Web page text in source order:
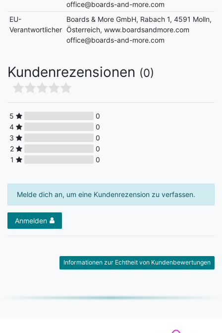
office@boards-and-more.com
EU-
Verantwortlicher
Boards & More GmbH, Rabach 1, 4591 Molln,
Österreich, www.boardsandmore.com
office@boards-and-more.com
Kundenrezensionen (0)
5
0
4
0
3
0
2
0
1
0
Melde dich an, um eine Kundenrezension zu verfassen.
Anmelden
Informationen zur Echtheit von Kundenbewertungen